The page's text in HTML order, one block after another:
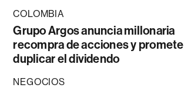
COLOMBIA
Grupo Argos anuncia millonaria
recompra de acciones y promete
duplicar el dividendo
NEGOCIOS